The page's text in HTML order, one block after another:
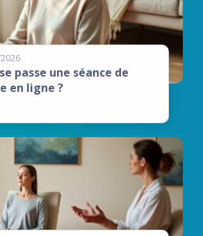
passe une séance de
en ligne ?